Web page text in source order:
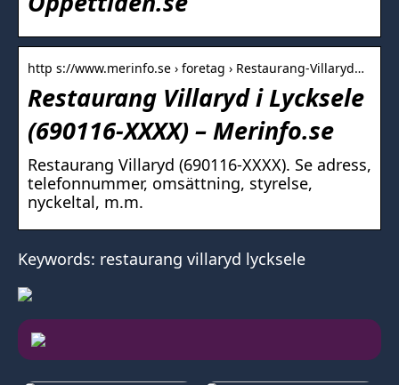
http s://www.merinfo.se › foretag › Restaurang-Villaryd…
Restaurang Villaryd i Lycksele
(690116-XXXX) – Merinfo.se
Restaurang Villaryd (690116-XXXX). Se adress,
telefonnummer, omsättning, styrelse,
nyckeltal, m.m.
Keywords: restaurang villaryd lycksele